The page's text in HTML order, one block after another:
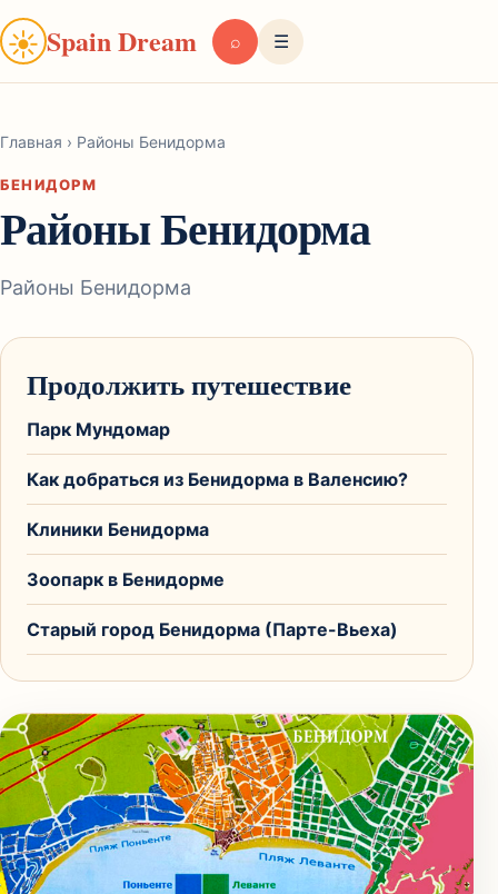
☀Spain Dream ⌕ ☰
Главная › Районы Бенидорма
БЕНИДОРМ
Районы Бенидорма
Районы Бенидорма
Продолжить путешествие
Парк Мундомар
Как добраться из Бенидорма в Валенсию?
Клиники Бенидорма
Зоопарк в Бенидорме
Старый город Бенидорма (Парте-Вьеха)